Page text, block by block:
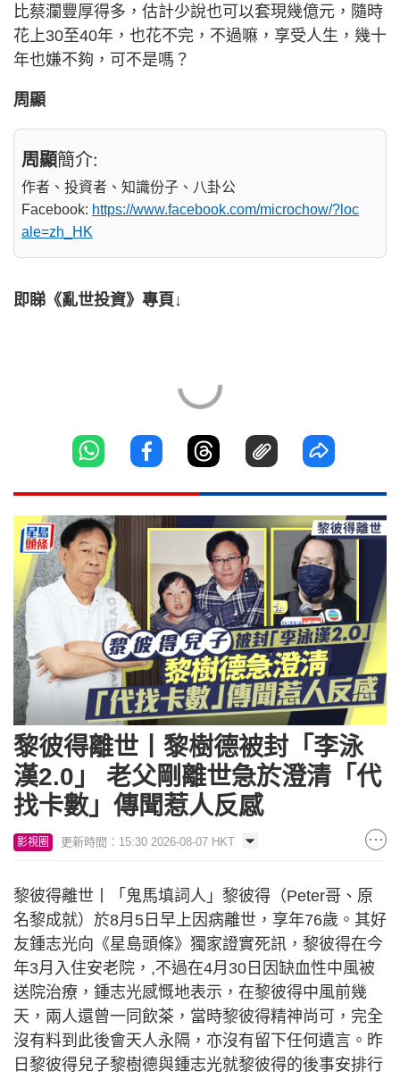
比蔡瀾豐厚得多，估計少說也可以套現幾億元，隨時
花上30至40年，也花不完，不過嘛，享受人生，幾十
年也嫌不夠，可不是嗎？
周顯
周顯簡介:
作者、投資者、知識份子、八卦公
Facebook: https://www.facebook.com/microchow/?loc
ale=zh_HK
即睇《亂世投資》專頁↓
黎彼得離世丨黎樹德被封「李泳
漢2.0」 老父剛離世急於澄清「代
找卡數」傳聞惹人反感
影視圈 更新時間：15:30 2026-08-07 HKT
黎彼得離世丨「鬼馬填詞人」黎彼得（Peter哥、原
名黎成就）於8月5日早上因病離世，享年76歲。其好
友鍾志光向《星島頭條》獨家證實死訊，黎彼得在今
年3月入住安老院，,不過在4月30日因缺血性中風被
送院治療，鍾志光感慨地表示，在黎彼得中風前幾
天，兩人還曾一同飲茶，當時黎彼得精神尚可，完全
沒有料到此後會天人永隔，亦沒有留下任何遺言。昨
日黎彼得兒子黎樹德與鍾志光就黎彼得的後事安排行